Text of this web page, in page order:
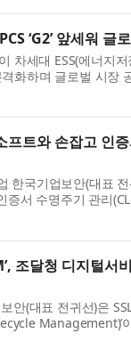
‘G2’ 앞세워 글
차세대 ESS(에너지
격화하며 글로벌 시
DC팩토리에서 구자
프트와 손잡고 인
한국기업보안(대표
서 수명주기 관리
업무협약(MOU)을 체
조달청 디지털
안(대표 전귀선)은
Management)’
등록으로 공공기관은